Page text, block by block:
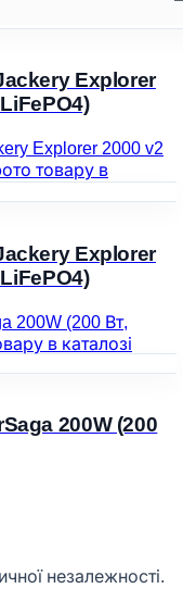
Explorer
Explorer
200W (200
незалежності.